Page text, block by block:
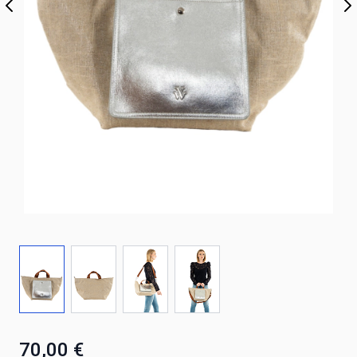
70,00 €